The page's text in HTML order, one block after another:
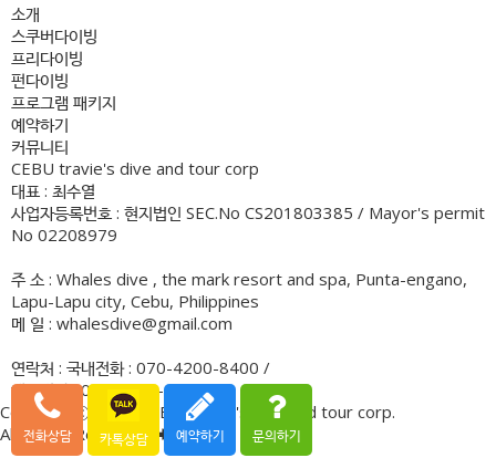
전화상담 카톡상담 예약하기 문의하기
소개
스쿠버다이빙
프리다이빙
펀다이빙
프로그램 패키지
예약하기
커뮤니티
CEBU travie's dive and tour corp
대표 : 최수열
사업자등록번호 : 현지법인 SEC.No CS201803385 / Mayor's permit
No 02208979
주 소 : Whales dive , the mark resort and spa, Punta-engano,
Lapu-Lapu city, Cebu, Philippines
메 일 : whalesdive@gmail.com
연락처 : 국내전화 : 070-4200-8400 /
해외전화 : 091-7770-1882
Copyrightⓒ.2018. CEBU Travie's dive and tour corp.
All Rights Reserved.